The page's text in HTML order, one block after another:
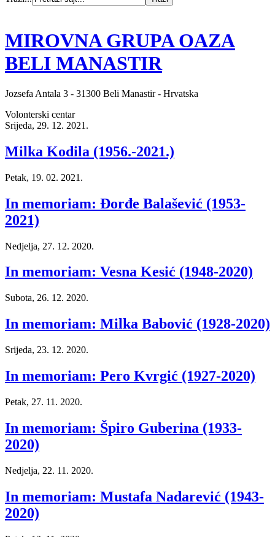
MIROVNA GRUPA OAZA
BELI MANASTIR
Jozsefa Antala 3 - 31300 Beli Manastir - Hrvatska
Volonterski centar
Srijeda, 29. 12. 2021.
Milka Kodila (1956.-2021.)
Petak, 19. 02. 2021.
In memoriam: Đorđe Balašević (1953-
2021)
Nedjelja, 27. 12. 2020.
In memoriam: Vesna Kesić (1948-2020)
Subota, 26. 12. 2020.
In memoriam: Milka Babović (1928-2020)
Srijeda, 23. 12. 2020.
In memoriam: Pero Kvrgić (1927-2020)
Petak, 27. 11. 2020.
In memoriam: Špiro Guberina (1933-
2020)
Nedjelja, 22. 11. 2020.
In memoriam: Mustafa Nadarević (1943-
2020)